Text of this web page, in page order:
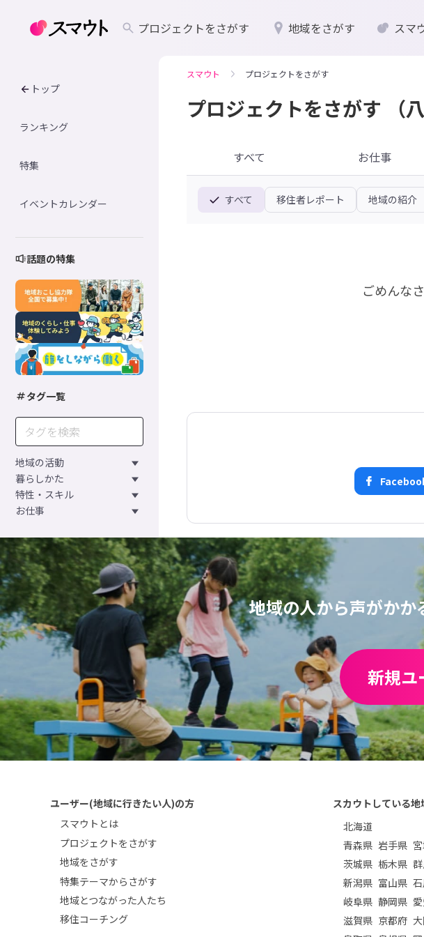
プロジェクトをさがす 地域をさがす スマ
トップ
ランキング
特集
イベントカレンダー
話題の特集
タグ一覧
地域の活動
暮らしかた
特性・スキル
お仕事
スマウト プロジェクトをさがす
プロジェクトをさがす （
すべて お仕事
すべて 移住者レポート 地域の紹介
ごめんなさ
地域の人から声がか
新規ユ
ユーザー(地域に行きたい人)の方
スマウトとは
プロジェクトをさがす
地域をさがす
特集テーマからさがす
地域とつながった人たち
移住コーチング
スカウトしている地
北海道
青森県 岩手県
茨城県 栃木県
新潟県 富山県
岐阜県 静岡県
滋賀県 京都府